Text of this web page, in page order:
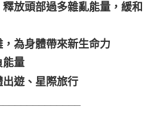
放頭部過多雜亂能量，緩和
為身體帶來新生命力
能量
遊、星際旅行